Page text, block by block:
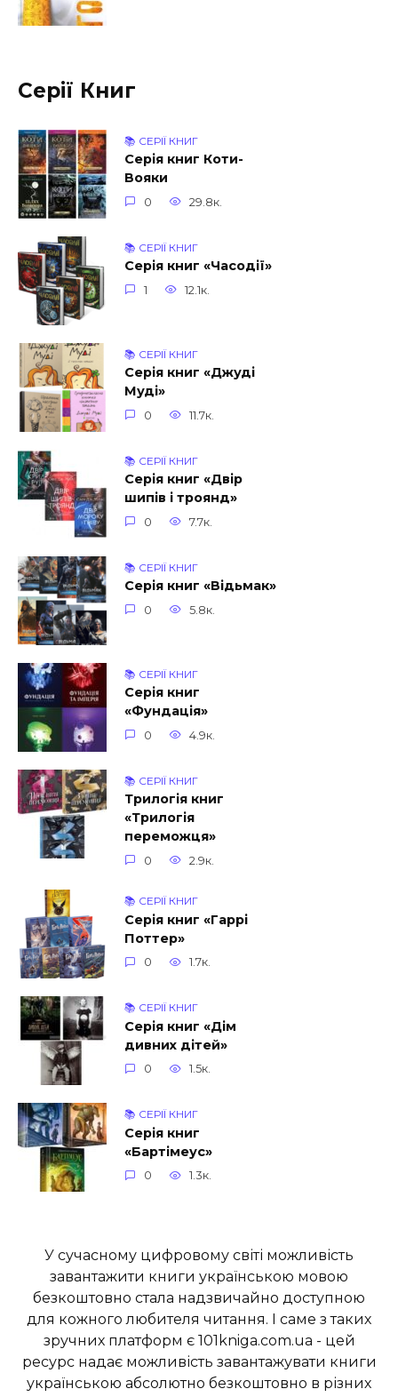
Серії Книг
📚 СЕРІЇ КНИГ
Серія книг Коти-
Вояки
0 29.8к.
📚 СЕРІЇ КНИГ
Серія книг «Часодії»
1 12.1к.
📚 СЕРІЇ КНИГ
Серія книг «Джуді
Муді»
0 11.7к.
📚 СЕРІЇ КНИГ
Серія книг «Двір
шипів і троянд»
0 7.7к.
📚 СЕРІЇ КНИГ
Серія книг «Відьмак»
0 5.8к.
📚 СЕРІЇ КНИГ
Серія книг
«Фундація»
0 4.9к.
📚 СЕРІЇ КНИГ
Трилогія книг
«Трилогія
переможця»
0 2.9к.
📚 СЕРІЇ КНИГ
Серія книг «Гаррі
Поттер»
0 1.7к.
📚 СЕРІЇ КНИГ
Серія книг «Дім
дивних дітей»
0 1.5к.
📚 СЕРІЇ КНИГ
Серія книг
«Бартімеус»
0 1.3к.
У сучасному цифровому світі можливість
завантажити книги українською мовою
безкоштовно стала надзвичайно доступною
для кожного любителя читання. І саме з таких
зручних платформ є 101kniga.com.ua - цей
ресурс надає можливість завантажувати книги
українською абсолютно безкоштовно в різних